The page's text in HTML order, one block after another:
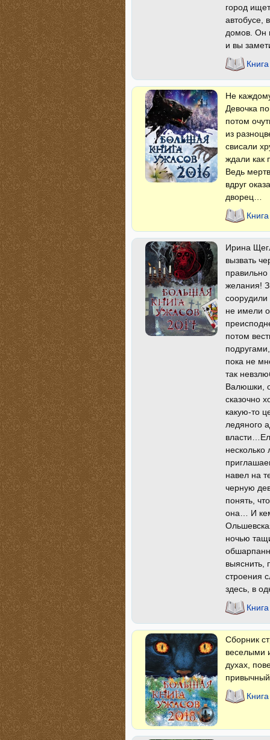
город
автобусе,
домов. Он
и вы
Не
Девочка
потом
из
свисали
ждали как
Ведь
вдруг
дворец…
Ирина
вызвать
правильно
желания!
не имели
потом
пока не
так
Валюшки,
сказочно
какую-то
ледяного
несколько
навел на
черную
понять,
она… И
ночью
выяснить,
строения
здесь, в
Сборник
веселыми
духах,